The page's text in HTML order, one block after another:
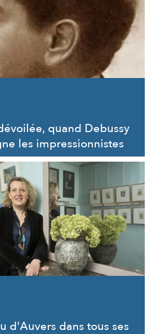
quand Debussy
les impressionnistes
d'Auvers dans tous ses